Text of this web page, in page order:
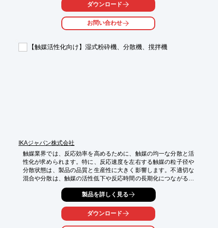
【活用シーン】
・香料の研究開発
・新しい香料化合物の合成
【導入の効果】
ダウンロード
お問い合わせ
【触媒活性化向け】湿式粉砕機、分散機、撹拌機
IKAジャパン株式会社
触媒業界では、反応効率を高めるために、触媒の均一な分散と活
性化が求められます。特に、反応速度を左右する触媒の粒子径や
分散状態は、製品の品質と生産性に大きく影響します。不適切な
混合や分散は、触媒の活性低下や反応時間の長期化につながる可
能性があります。当社の湿式粉砕機、分散機、撹拌機は、粉体を
液体中に吸引し、均一に混合・分散することで、触媒の活性化を
サポートします。
【活用シーン】
製品を詳しく見る
ダウンロード